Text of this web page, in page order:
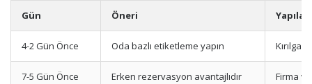
Gün Öneri
4-2 Gün Önce Oda bazlı etiketleme yapın
7-5 Gün Önce Erken rezervasyon avantajlıdır Firma